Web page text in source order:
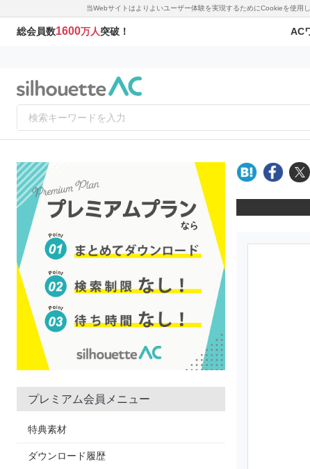
当Webサイトはよりよいユーザー体験を実現するためにCookieを使用
総会員数1600万人突破！ AC
プレミアム会員メニュー
特典素材
ダウンロード履歴